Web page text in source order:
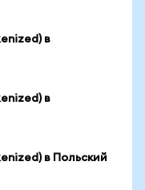
в
в
в Польский